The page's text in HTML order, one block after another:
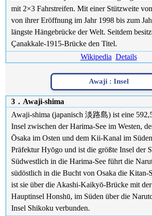
mit 2×3 Fahrstreifen. Mit einer Stützweite
von ihrer Eröffnung im Jahr 1998 bis zum
längste Hängebrücke der Welt. Seitdem
Çanakkale-1915-Brücke den Titel.
Wikipedia Details
Awaji : Insel
3．Awaji-shima
Awaji-shima (japanisch 淡路島) ist eine
Insel zwischen der Harima-See im Westen,
Ōsaka im Osten und dem Kii-Kanal im
Präfektur Hyōgo und ist die größte Insel der
Südwestlich in die Harima-See führt die
südöstlich in die Bucht von Osaka die Kitan-
ist sie über die Akashi-Kaikyō-Brücke mit der
Hauptinsel Honshū, im Süden über die
Insel Shikoku verbunden.